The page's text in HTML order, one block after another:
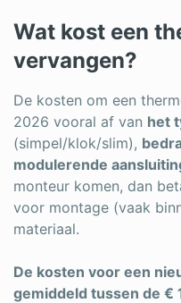
Wat kost een
vervangen?
De kosten om een
2026 vooral af van het
(simpel/klok/slim),
modulerende
monteur komen, dan
voor montage (vaak
materiaal.
De kosten voor een
gemiddeld tussen de €